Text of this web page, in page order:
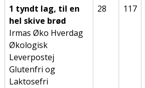
1 tyndt lag, til en
hel skive brød
Irmas Øko Hverdag
Økologisk
Leverpostej
Glutenfri og
Laktosefri
28 117